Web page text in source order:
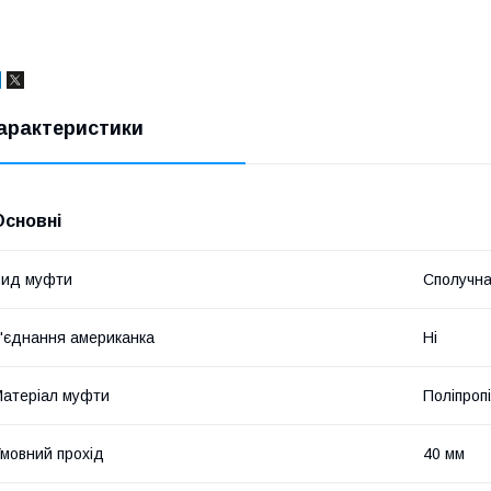
муфти Сполучна
американка Ні
муфти
прохід 40 мм